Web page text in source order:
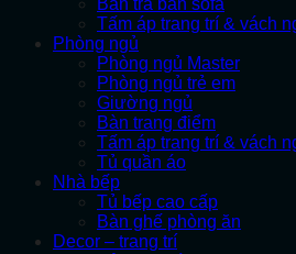
Bàn trà bàn sofa
Tấm áp trang trí & vách
Phòng ngủ
Phòng ngủ Master
Phòng ngủ trẻ em
Giường ngủ
Bàn trang điểm
Tấm áp trang trí & vách
Tủ quần áo
Nhà bếp
Tủ bếp cao cấp
Bàn ghế phòng ăn
Decor – trang trí